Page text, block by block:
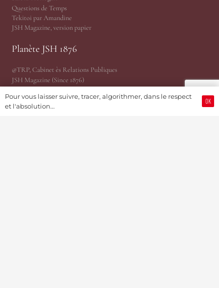
Questions de Temps
Tekitoi par Amandine
JSH Magazine, version papier
Planète JSH 1876
@TRP, Cabinet ès Relations Publiques
JSH Magazine (Since 1876)
ProWatCH Opérations
TàG Press +41, News Agency
Pour vous laisser suivre, tracer, algorithmer, dans le respect
et l'absolution...
OK